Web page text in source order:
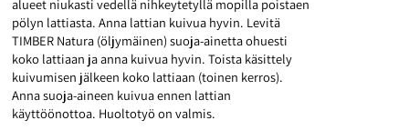
alueet niukasti vedellä nihkeytetyllä mopilla poistaen
pölyn lattiasta. Anna lattian kuivua hyvin. Levitä
TIMBER Natura (öljymäinen) suoja-ainetta ohuesti
koko lattiaan ja anna kuivua hyvin. Toista käsittely
kuivumisen jälkeen koko lattiaan (toinen kerros).
Anna suoja-aineen kuivua ennen lattian
käyttöönottoa. Huoltotyö on valmis.